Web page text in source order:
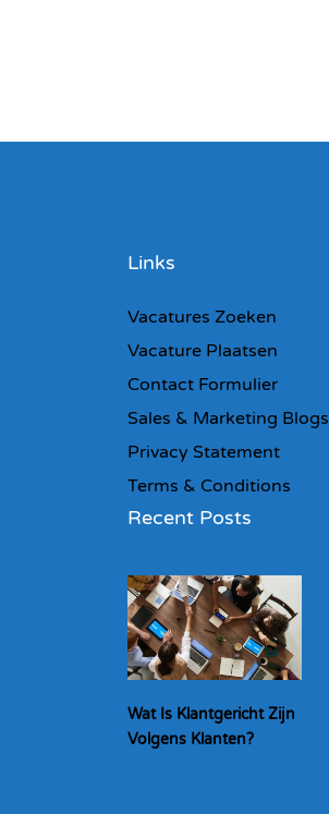
Links
Vacatures Zoeken
Vacature Plaatsen
Contact Formulier
Sales & Marketing Blogs
Privacy Statement
Terms & Conditions
Recent Posts
Wat Is Klantgericht Zijn
Volgens Klanten?